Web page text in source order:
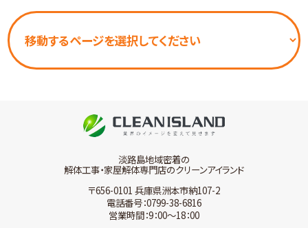
淡路島地域密着の
解体工事・家屋解体専門店のクリーンアイランド
〒656-0101 兵庫県洲本市納107-2
電話番号：0799-38-6816
営業時間：9：00～18：00